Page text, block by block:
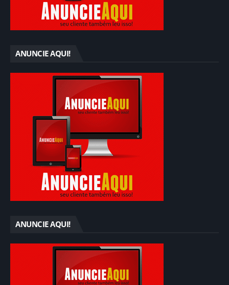
ANUNCIE AQUI!
ANUNCIE AQUI!